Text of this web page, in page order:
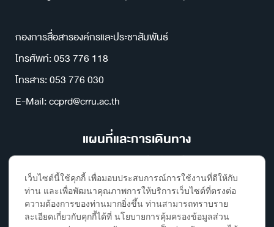
กองการสื่อสารองค์กรและประชาสัมพันธ์
โทรศัพท์: 053 776 118
โทรสาร: 053 776 030
E-Mail: ccprd@crru.ac.th
แผนที่และการเดินทาง
เว็บไซต์นี้ใช้คุกกี้ เพื่อมอบประสบการณ์การใช้งานที่ดีให้กับ
ท่าน และเพื่อพัฒนาคุณภาพการให้บริการเว็บไซต์ที่ตรงต่อ
ความต้องการของท่านมากยิ่งขึ้น ท่านสามารถทราบราย
ละเอียดเกี่ยวกับคุกกี้ได้ที่ นโยบายการคุ้มครองข้อมูลส่วน